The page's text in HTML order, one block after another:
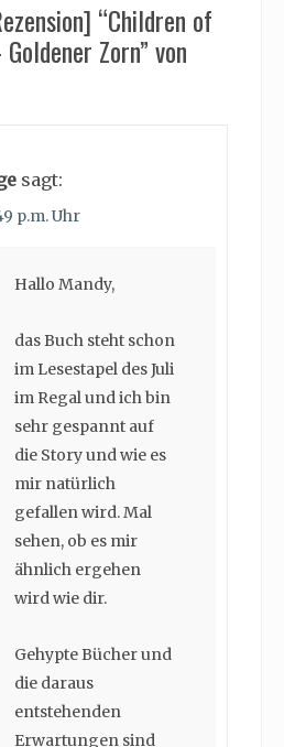
“Children of
Zorn” von
sagt:
p.m. Uhr
Hallo Mandy,
das Buch steht schon
im Lesestapel des Juli
im Regal und ich bin
sehr gespannt auf
die Story und wie es
mir natürlich
gefallen wird. Mal
sehen, ob es mir
ähnlich ergehen
wird wie dir.
Gehypte Bücher und
die daraus
entstehenden
Erwartungen sind